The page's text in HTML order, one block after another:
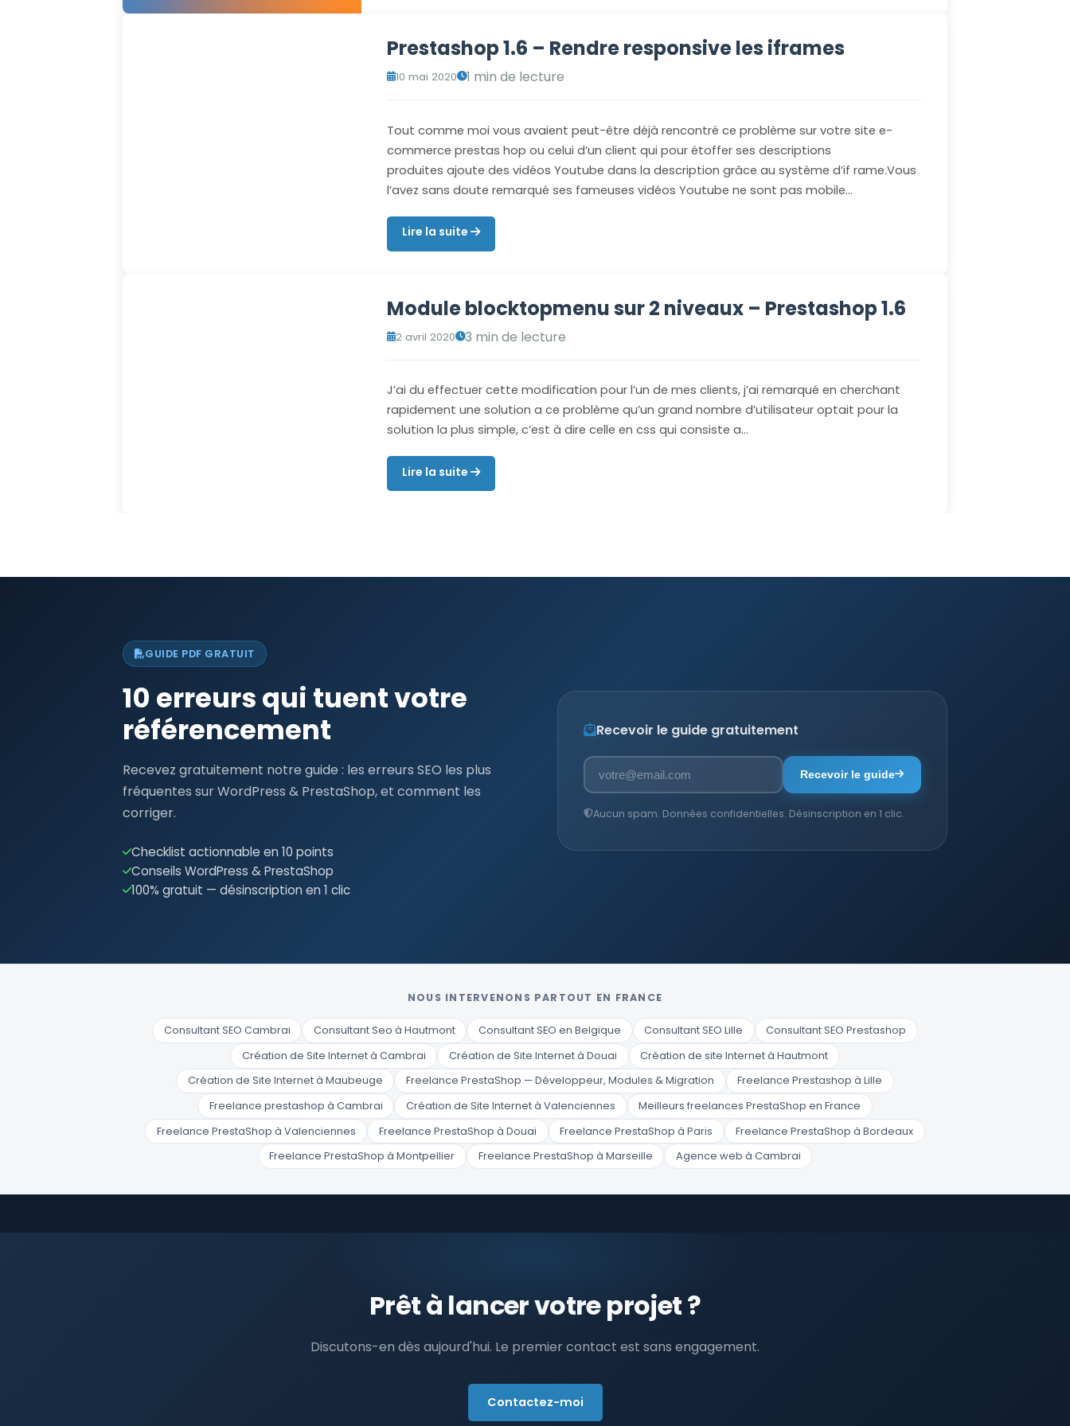
Prestashop 1.6 – Rendre responsive les iframes
10 mai 2020 1 min de lecture
Tout comme moi vous avaient peut-être déjà rencontré ce problème sur votre site e-
commerce prestas hop ou celui d’un client qui pour étoffer ses descriptions
produites ajoute des vidéos Youtube dans la description grâce au système d’if rame.Vous
l’avez sans doute remarqué ses fameuses vidéos Youtube ne sont pas mobile…
Lire la suite
Module blocktopmenu sur 2 niveaux – Prestashop 1.6
2 avril 2020 3 min de lecture
J’ai du effectuer cette modification pour l’un de mes clients, j’ai remarqué en cherchant
rapidement une solution a ce problème qu’un grand nombre d’utilisateur optait pour la
solution la plus simple, c’est à dire celle en css qui consiste a…
Lire la suite
GUIDE PDF GRATUIT
10 erreurs qui tuent votre
référencement
Recevez gratuitement notre guide : les erreurs SEO les plus
fréquentes sur WordPress & PrestaShop, et comment les
corriger.
Checklist actionnable en 10 points
Conseils WordPress & PrestaShop
100% gratuit — désinscription en 1 clic
Recevoir le guide gratuitement
Recevoir le guide
Aucun spam. Données confidentielles. Désinscription en 1 clic.
NOUS INTERVENONS PARTOUT EN FRANCE
Consultant SEO Cambrai Consultant Seo à Hautmont Consultant SEO en Belgique Consultant SEO Lille
Consultant SEO Prestashop
Création de Site Internet à Cambrai
Création de Site Internet à Douai
Création de site Internet à Hautmont
Création de Site Internet à Maubeuge
Freelance PrestaShop — Développeur, Modules & Migration
Freelance Prestashop à Lille
Freelance prestashop à Cambrai
Création de Site Internet à Valenciennes
Meilleurs freelances PrestaShop en France
Freelance PrestaShop à Valenciennes
Freelance PrestaShop à Douai Freelance PrestaShop à Paris
Freelance PrestaShop à Bordeaux
Freelance PrestaShop à Montpellier
Freelance PrestaShop à Marseille Agence web à Cambrai
Prêt à lancer votre projet ?
Discutons-en dès aujourd'hui. Le premier contact est sans engagement.
Contactez-moi